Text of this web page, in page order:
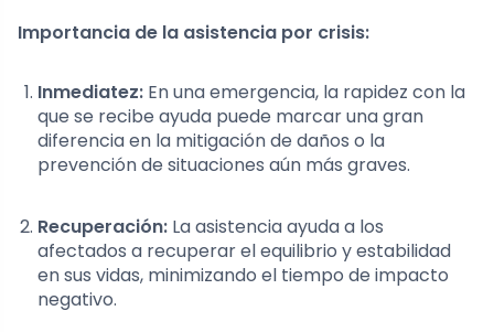
Importancia de la asistencia por crisis:
Inmediatez: En una emergencia, la rapidez con la
que se recibe ayuda puede marcar una gran
diferencia en la mitigación de daños o la
prevención de situaciones aún más graves.
Recuperación: La asistencia ayuda a los
afectados a recuperar el equilibrio y estabilidad
en sus vidas, minimizando el tiempo de impacto
negativo.